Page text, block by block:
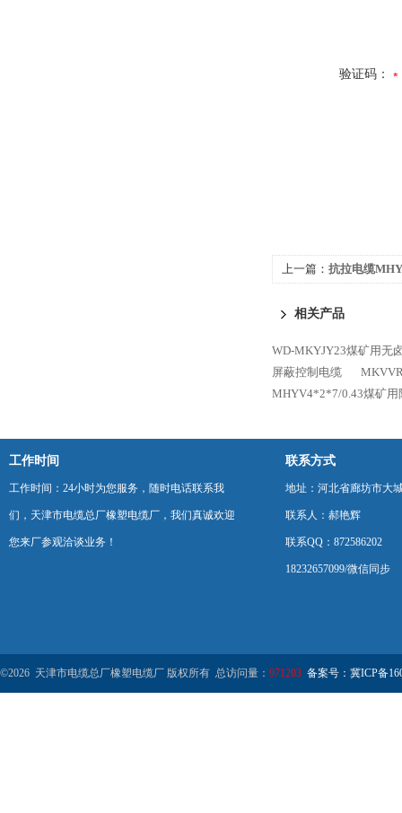
验证码：
上一篇： 抗拉电缆
相关产品
WD-MKYJY23煤矿用无
屏蔽控制电缆
MHYV4*2*7/0.43煤矿用
工作时间
工作时间：24小时为您服务，随时电话联系我
们，天津市电缆总厂橡塑电缆厂，我们真诚欢迎
您来厂参观洽谈业务！
联系方式
地址：河北省廊坊市大
联系人：郝艳辉
联系QQ：872586202
18232657099/微信同步
©2026 天津市电缆总厂橡塑电缆厂 版权所有 总访问量： 971203 备案号：冀ICP备